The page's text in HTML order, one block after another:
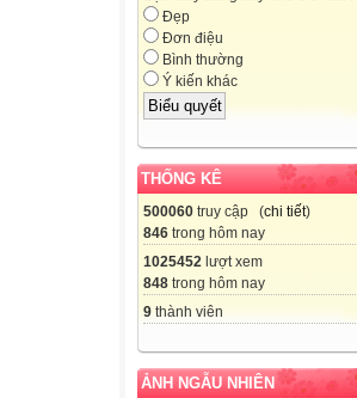
Đẹp
Đơn điệu
Bình thường
Ý kiến khác
THỐNG KÊ
500060 truy cập (chi tiết)
846 trong hôm nay
1025452 lượt xem
848 trong hôm nay
9 thành viên
ẢNH NGẪU NHIÊN